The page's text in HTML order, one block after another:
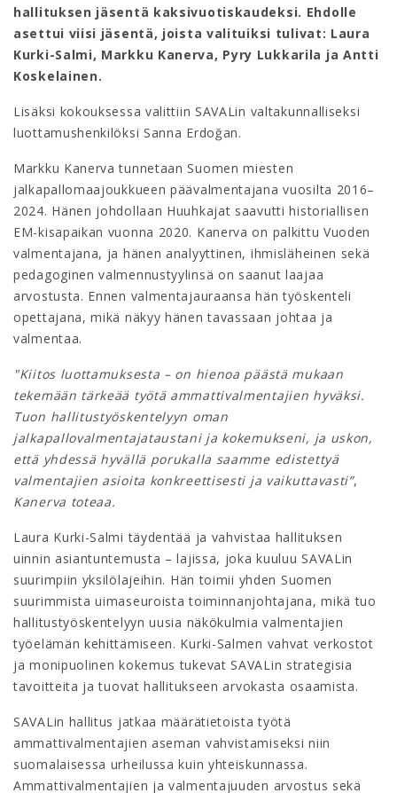
hallituksen jäsentä kaksivuotiskaudeksi. Ehdolle
asettui viisi jäsentä, joista valituiksi tulivat: Laura
Kurki-Salmi, Markku Kanerva, Pyry Lukkarila ja Antti
Koskelainen.
Lisäksi kokouksessa valittiin SAVALin valtakunnalliseksi
luottamushenkilöksi Sanna Erdoğan.
Markku Kanerva tunnetaan Suomen miesten
jalkapallomaajoukkueen päävalmentajana vuosilta 2016–
2024. Hänen johdollaan Huuhkajat saavutti historiallisen
EM-kisapaikan vuonna 2020. Kanerva on palkittu Vuoden
valmentajana, ja hänen analyyttinen, ihmisläheinen sekä
pedagoginen valmennustyylinsä on saanut laajaa
arvostusta. Ennen valmentajauraansa hän työskenteli
opettajana, mikä näkyy hänen tavassaan johtaa ja
valmentaa.
"Kiitos luottamuksesta – on hienoa päästä mukaan
tekemään tärkeää työtä ammattivalmentajien hyväksi.
Tuon hallitustyöskentelyyn oman
jalkapallovalmentajataustani ja kokemukseni, ja uskon,
että yhdessä hyvällä porukalla saamme edistettyä
valmentajien asioita konkreettisesti ja vaikuttavasti”,
Kanerva toteaa.
Laura Kurki-Salmi täydentää ja vahvistaa hallituksen
uinnin asiantuntemusta – lajissa, joka kuuluu SAVALin
suurimpiin yksilölajeihin. Hän toimii yhden Suomen
suurimmista uimaseuroista toiminnanjohtajana, mikä tuo
hallitustyöskentelyyn uusia näkökulmia valmentajien
työelämän kehittämiseen. Kurki-Salmen vahvat verkostot
ja monipuolinen kokemus tukevat SAVALin strategisia
tavoitteita ja tuovat hallitukseen arvokasta osaamista.
SAVALin hallitus jatkaa määrätietoista työtä
ammattivalmentajien aseman vahvistamiseksi niin
suomalaisessa urheilussa kuin yhteiskunnassa.
Ammattivalmentajien ja valmentajuuden arvostus sekä